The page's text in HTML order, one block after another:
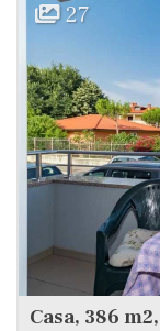
27
Casa, 386